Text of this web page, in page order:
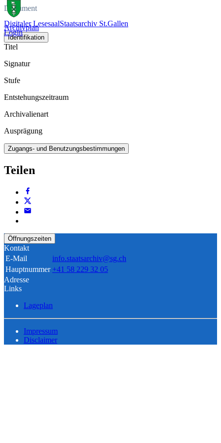
Digitaler LesesaalStaatsarchiv St.Gallen
Login
Dokument
Archivplan
Identifikation
Titel
Signatur
Stufe
Entstehungszeitraum
Archivalienart
Ausprägung
Zugangs- und Benutzungsbestimmungen
Teilen
Öffnungszeiten
Kontakt
E-Mail
info.staatsarchiv@sg.ch
Hauptnummer +41 58 229 32 05
Adresse
Links
Lageplan
Impressum
Disclaimer